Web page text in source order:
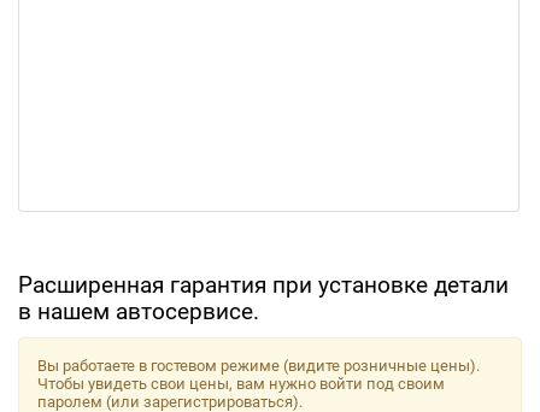
Расширенная гарантия при установке детали
в нашем автосервисе.
Вы работаете в гостевом режиме (видите розничные цены).
Чтобы увидеть свои цены, вам нужно войти под своим
паролем (или зарегистрироваться).